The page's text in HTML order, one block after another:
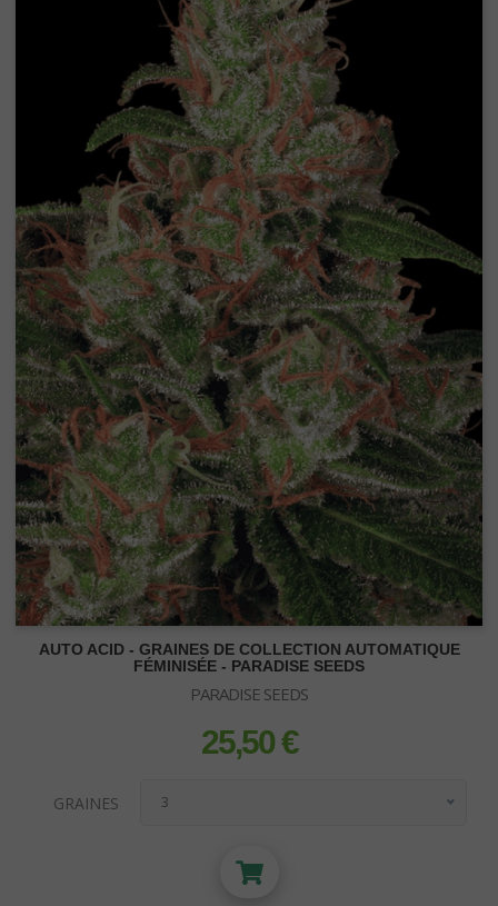
AUTO ACID - GRAINES DE COLLECTION AUTOMATIQUE
FÉMINISÉE - PARADISE SEEDS
PARADISE SEEDS
prix
25,50 €
GRAINES 3